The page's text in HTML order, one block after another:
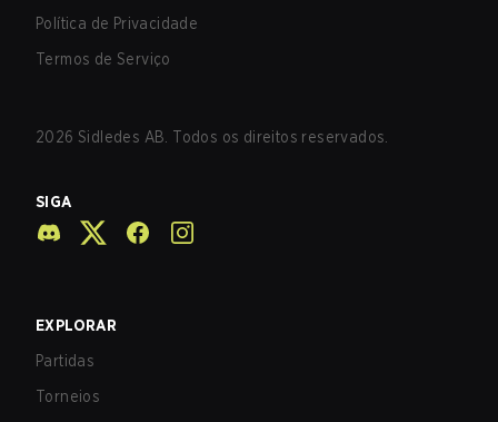
Política de Privacidade
Termos de Serviço
2026 Sidledes AB. Todos os direitos reservados.
SIGA
EXPLORAR
Partidas
Torneios